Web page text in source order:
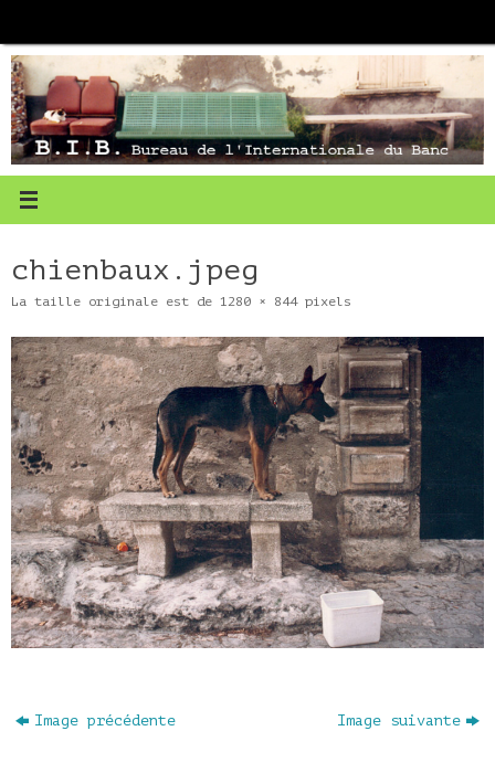
contenu
chienbaux.jpeg
La taille originale est de 1280 × 844pixels
Image précédente Image suivante